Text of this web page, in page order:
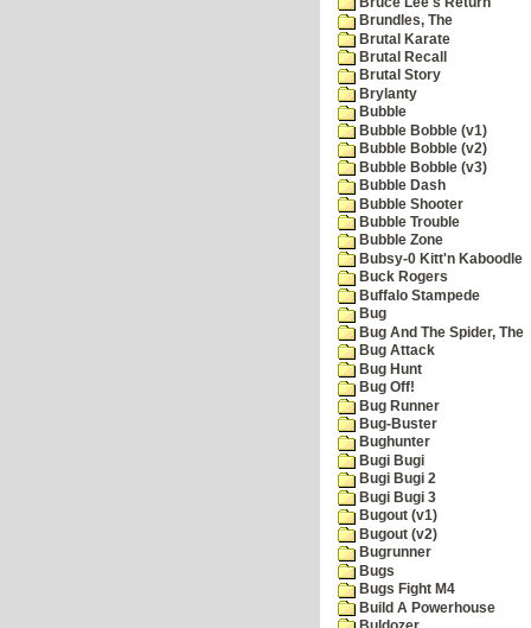
Brundles, The
Brutal Karate
Brutal Recall
Brutal Story
Brylanty
Bubble
Bubble Bobble (v1)
Bubble Bobble (v2)
Bubble Bobble (v3)
Bubble Dash
Bubble Shooter
Bubble Trouble
Bubble Zone
Bubsy-0 Kitt'n Kaboodle
Buck Rogers
Buffalo Stampede
Bug
Bug And The Spider, The
Bug Attack
Bug Hunt
Bug Off!
Bug Runner
Bug-Buster
Bughunter
Bugi Bugi
Bugi Bugi 2
Bugi Bugi 3
Bugout (v1)
Bugout (v2)
Bugrunner
Bugs
Bugs Fight M4
Build A Powerhouse